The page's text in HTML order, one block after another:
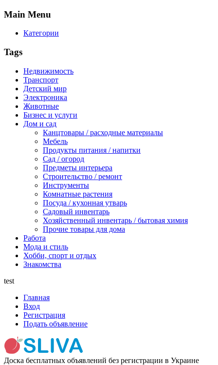
Main Menu
Категории
Tags
Недвижимость
Транспорт
Детский мир
Электроника
Животные
Бизнес и услуги
Дом и сад
Канцтовары / расходные материалы
Мебель
Продукты питания / напитки
Сад / огород
Предметы интерьера
Строительство / ремонт
Инструменты
Комнатные растения
Посуда / кухонная утварь
Садовый инвентарь
Хозяйственный инвентарь / бытовая химия
Прочие товары для дома
Работа
Мода и стиль
Хобби, спорт и отдых
Знакомства
test
Главная
Вход
Регистрация
Подать объявление
Доска бесплатных объявлений без регистрации в Украине